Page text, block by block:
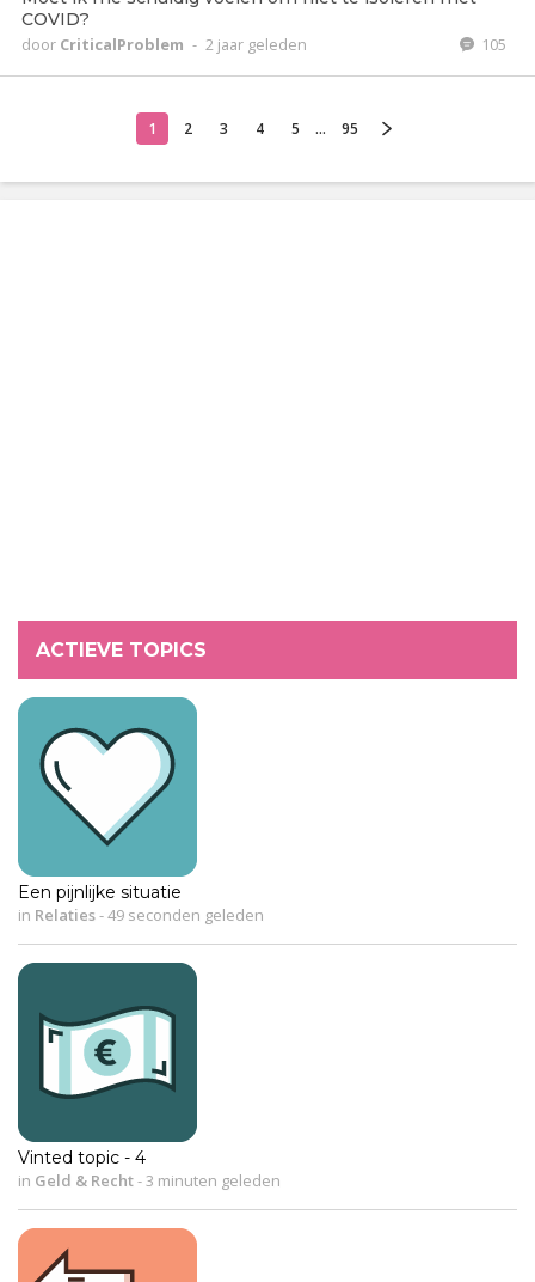
COVID?
door CriticalProblem - 2 jaar geleden 105
1 2 3 4 5 ... 95
ACTIEVE TOPICS
Een pijnlijke situatie
in Relaties-49 seconden geleden
Vinted topic - 4
in Geld & Recht- 3 minuten geleden